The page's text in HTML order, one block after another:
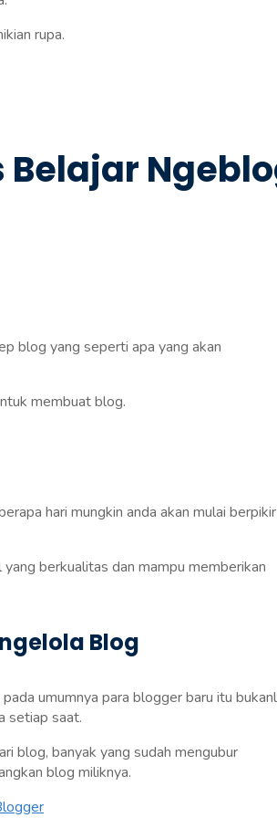
rupa.
Belajar
blog yang seperti apa yang akan
membuat blog.
hari mungkin anda akan mulai berpikir
berkualitas dan mampu memberikan
Blog
umumnya para blogger baru itu
setiap saat.
blog, banyak yang sudah mengubur
blog miliknya.